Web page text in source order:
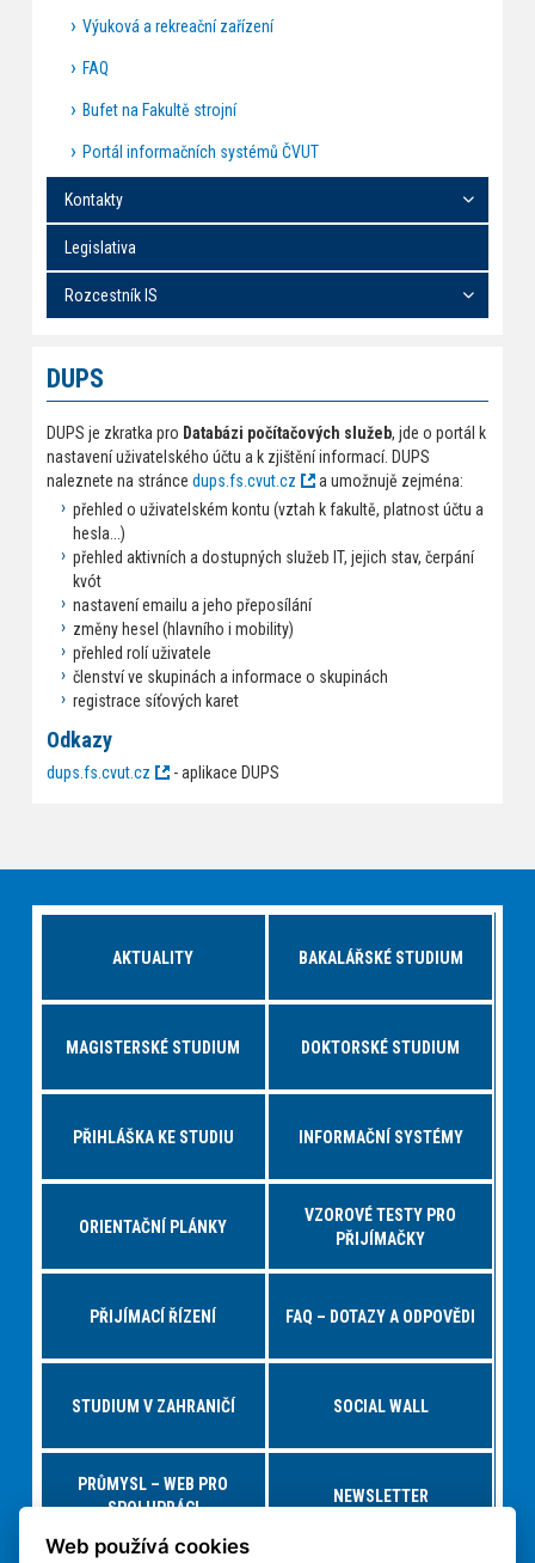
Výuková a rekreační zařízení
FAQ
Bufet na Fakultě strojní
Portál informačních systémů ČVUT
Kontakty
Legislativa
Rozcestník IS
DUPS
DUPS je zkratka pro Databázi počítačových služeb, jde o portál k
nastavení uživatelského účtu a k zjištění informací. DUPS
naleznete na stránce dups.fs.cvut.cz
a umožnujě zejména:
přehled o uživatelském kontu (vztah k fakultě, platnost účtu a
hesla...)
přehled aktivních a dostupných služeb IT, jejich stav, čerpání
kvót
nastavení emailu a jeho přeposílání
změny hesel (hlavního i mobility)
přehled rolí uživatele
členství ve skupinách a informace o skupinách
registrace síťových karet
Odkazy
dups.fs.cvut.cz - aplikace DUPS
AKTUALITY BAKALÁŘSKÉ STUDIUM
MAGISTERSKÉ STUDIUM DOKTORSKÉ STUDIUM
PŘIHLÁŠKA KE STUDIU INFORMAČNÍ SYSTÉMY
ORIENTAČNÍ PLÁNKY
VZOROVÉ TESTY PRO
PŘIJÍMAČKY
PŘIJÍMACÍ ŘÍZENÍ FAQ – DOTAZY A ODPOVĚDI
STUDIUM V ZAHRANIČÍ SOCIAL WALL
PRŮMYSL – WEB PRO
SPOLUPRÁCI
NEWSLETTER
Web používá cookies